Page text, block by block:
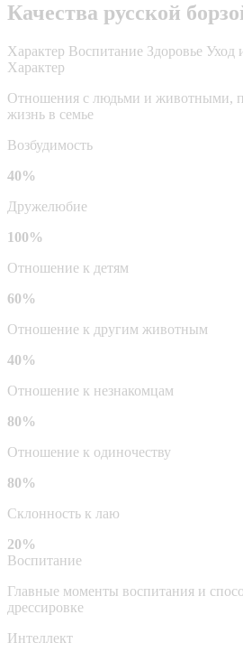
Качества русской
Характер Воспитание Здоровье Уход
Характер
Отношения с людьми и животными,
жизнь в семье
Возбудимость
40%
Дружелюбие
100%
Отношение к детям
60%
Отношение к другим животным
40%
Отношение к незнакомцам
80%
Отношение к одиночеству
80%
Склонность к лаю
20%
Воспитание
Главные моменты воспитания и
дрессировке
Интеллект